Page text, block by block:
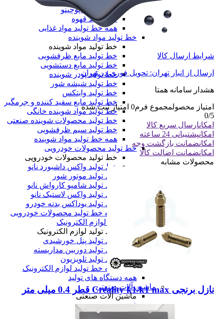
خط تولید کاپوچینو
خط تولید قهوه
همه خط تولید مواد غذایی
خط تولید مواد شوینده
خط تولید مواد شوینده
خط تولید مایع ظرفشویی
خط تولید مایع دستشویی
خط تولید پودر شوینده
خط تولید شیشه شور
خط تولید وایتکس
خط تولید مایع سفید کننده و جرمگیر
خط تولید مواد شوینده خانگی
خط تولید محصولات شوینده صنعتی
خط تولید سیم ظرفشویی
همه خط تولید مواد شوینده
خط تولید محصولات خودرویی
خط تولید محصولات خودرویی
خط تولید واکس داشبورد نانو
خط تولید موتور شور
خط تولید شامپو کارواش نانو
خط تولید واکس لاستیک نانو
خط تولید یوداکس بدنه خودرو
همه خط تولید محصولات خودرویی
خط تولید لوازم الکترونیک
خط تولید لوازم الکترونیک
خط تولید پنل خورشیدی
خط تولید دوربین مداربسته
خط تولید تلویزیون
همه خط تولید لوازم الکترونیک
همه دستگاه های تولید
ماشین آلات صنعتی
ماشین آلات صنعتی
فرز cnc
فرز cnc
شرایط ارسال کالا
ارسال از انبار تهران: تحویل فوری در تهران
هشدار سامانه همتا
امتیاز محصولمجموع فرم0 امتیاز ثبت شده
0/5
امکانارسال سریع کالا
امکانپشتیبانی 24 ساعته
امکانضمانت بازگشت وجه
امکانضمانت اضالت کالا
محصولات مشابه
نازل برنجی Creality k1/k1 max قطر 0.4 میلی متر